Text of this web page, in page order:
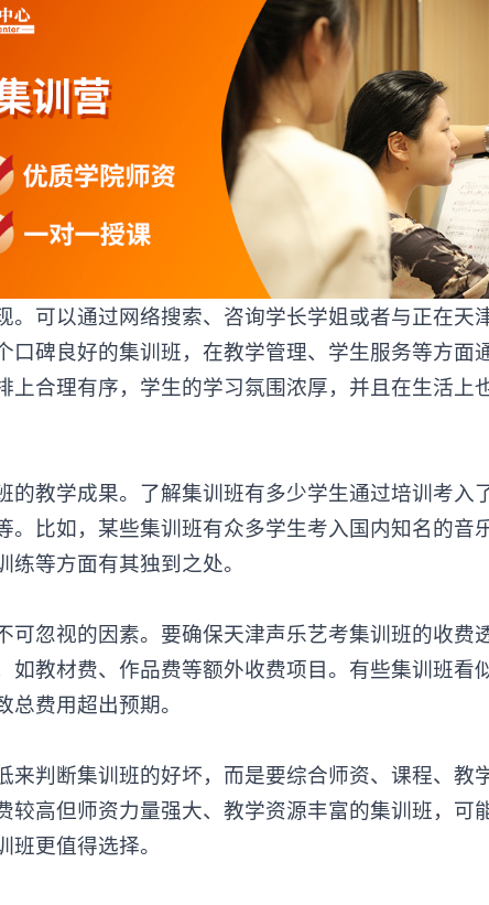
可以通过网络搜索、咨询学长学姐或者与正在天
口碑良好的集训班，在教学管理、学生服务等方面
上合理有序，学生的学习氛围浓厚，并且在生活上
教学成果。了解集训班有多少学生通过培训考入
。比如，某些集训班有众多学生考入国内知名的音
等方面有其独到之处。
忽视的因素。要确保天津声乐艺考集训班的收费
如教材费、作品费等额外收费项目。有些集训班看
费用超出预期。
判断集训班的好坏，而是要综合师资、课程、教
较高但师资力量强大、教学资源丰富的集训班，可
班更值得选择。